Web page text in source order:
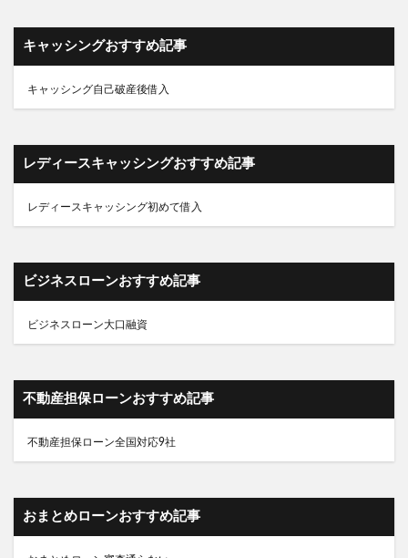
キャッシングおすすめ記事
キャッシング自己破産後借入
レディースキャッシングおすすめ記事
レディースキャッシング初めて借入
ビジネスローンおすすめ記事
ビジネスローン大口融資
不動産担保ローンおすすめ記事
不動産担保ローン全国対応9社
おまとめローンおすすめ記事